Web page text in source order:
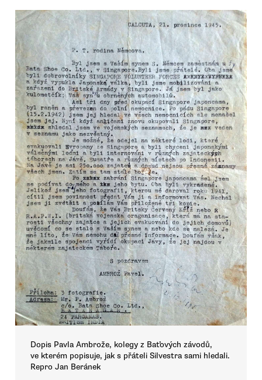
Dopis Pavla Ambrože, kolegy z Baťových závodů,
ve kterém popisuje, jak s přáteli Silvestra sami hledali.
Repro Jan Beránek